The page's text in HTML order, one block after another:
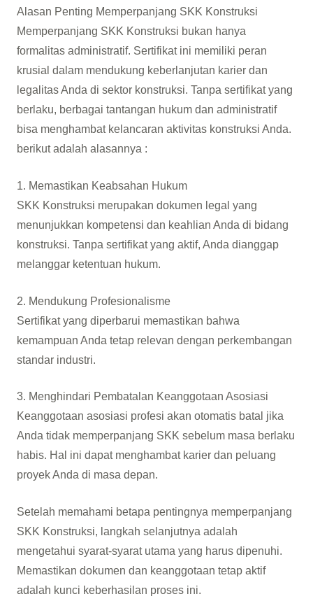
Alasan Penting Memperpanjang SKK Konstruksi
Memperpanjang SKK Konstruksi bukan hanya
formalitas administratif. Sertifikat ini memiliki peran
krusial dalam mendukung keberlanjutan karier dan
legalitas Anda di sektor konstruksi. Tanpa sertifikat yang
berlaku, berbagai tantangan hukum dan administratif
bisa menghambat kelancaran aktivitas konstruksi Anda.
berikut adalah alasannya :
1. Memastikan Keabsahan Hukum
SKK Konstruksi merupakan dokumen legal yang
menunjukkan kompetensi dan keahlian Anda di bidang
konstruksi. Tanpa sertifikat yang aktif, Anda dianggap
melanggar ketentuan hukum.
2. Mendukung Profesionalisme
Sertifikat yang diperbarui memastikan bahwa
kemampuan Anda tetap relevan dengan perkembangan
standar industri.
3. Menghindari Pembatalan Keanggotaan Asosiasi
Keanggotaan asosiasi profesi akan otomatis batal jika
Anda tidak memperpanjang SKK sebelum masa berlaku
habis. Hal ini dapat menghambat karier dan peluang
proyek Anda di masa depan.
Setelah memahami betapa pentingnya memperpanjang
SKK Konstruksi, langkah selanjutnya adalah
mengetahui syarat-syarat utama yang harus dipenuhi.
Memastikan dokumen dan keanggotaan tetap aktif
adalah kunci keberhasilan proses ini.